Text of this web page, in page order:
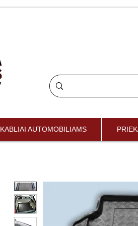
KABLIAI AUTOMOBILIAMS